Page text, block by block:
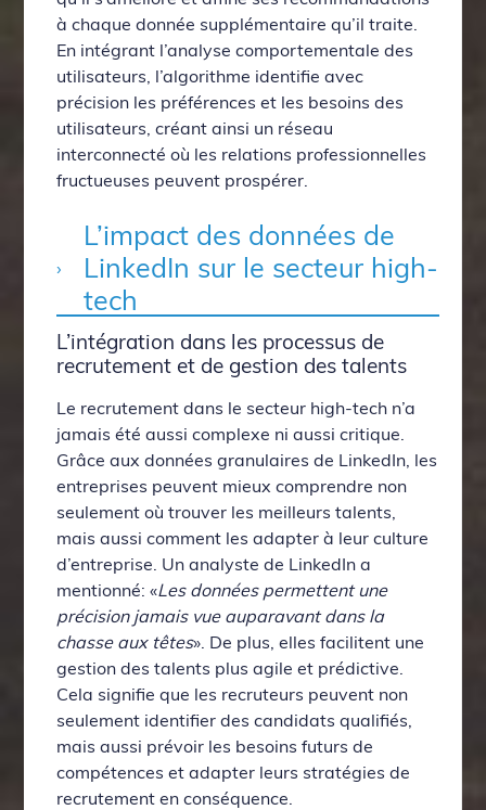
à chaque donnée supplémentaire qu’il traite.
En intégrant l’analyse comportementale des
utilisateurs, l’algorithme identifie avec
précision les préférences et les besoins des
utilisateurs, créant ainsi un réseau
interconnecté où les relations professionnelles
fructueuses peuvent prospérer.
L’impact des données de
LinkedIn sur le secteur high-
tech
L’intégration dans les processus de
recrutement et de gestion des talents
Le recrutement dans le secteur high-tech n’a
jamais été aussi complexe ni aussi critique.
Grâce aux données granulaires de LinkedIn, les
entreprises peuvent mieux comprendre non
seulement où trouver les meilleurs talents,
mais aussi comment les adapter à leur culture
d’entreprise. Un analyste de LinkedIn a
mentionné: «Les données permettent une
précision jamais vue auparavant dans la
chasse aux têtes». De plus, elles facilitent une
gestion des talents plus agile et prédictive.
Cela signifie que les recruteurs peuvent non
seulement identifier des candidats qualifiés,
mais aussi prévoir les besoins futurs de
compétences et adapter leurs stratégies de
recrutement en conséquence.